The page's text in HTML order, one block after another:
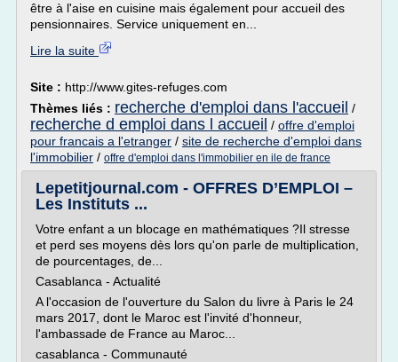
être à l'aise en cuisine mais également pour accueil des
pensionnaires. Service uniquement en...
Lire la suite
Site : http://www.gites-refuges.com
Thèmes liés : recherche d'emploi dans l'accueil /
recherche d emploi dans l accueil / offre d'emploi
pour francais a l'etranger / site de recherche d'emploi dans
l'immobilier / offre d'emploi dans l'immobilier en ile de france
Lepetitjournal.com - OFFRES D’EMPLOI –
Les Instituts ...
Votre enfant a un blocage en mathématiques ?Il stresse
et perd ses moyens dès lors qu'on parle de multiplication,
de pourcentages, de...
Casablanca - Actualité
A l'occasion de l'ouverture du Salon du livre à Paris le 24
mars 2017, dont le Maroc est l'invité d'honneur,
l'ambassade de France au Maroc...
casablanca - Communauté